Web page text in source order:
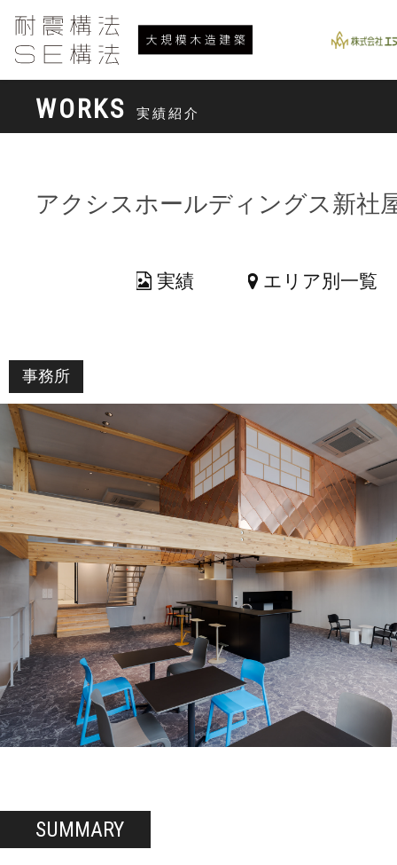
WORKS 実績紹介
アクシスホールディングス新社
実績 エリア別一覧
事務所
SUMMARY